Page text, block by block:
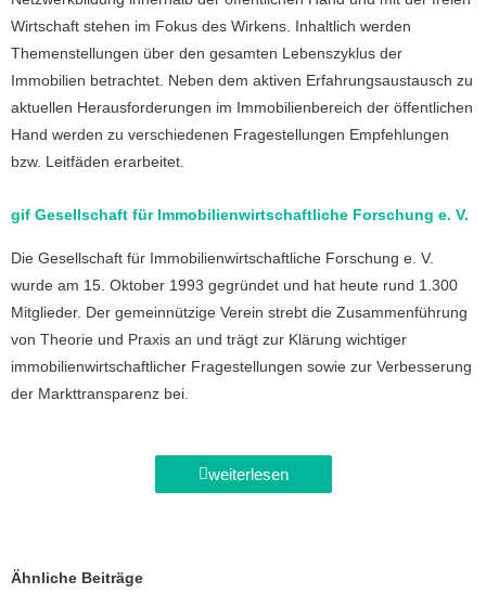
Wirtschaft stehen im Fokus des Wirkens. Inhaltlich werden
Themenstellungen über den gesamten Lebenszyklus der
Immobilien betrachtet. Neben dem aktiven Erfahrungsaustausch zu
aktuellen Herausforderungen im Immobilienbereich der öffentlichen
Hand werden zu verschiedenen Fragestellungen Empfehlungen
bzw. Leitfäden erarbeitet.
gif Gesellschaft für Immobilienwirtschaftliche Forschung e. V.
Die Gesellschaft für Immobilienwirtschaftliche Forschung e. V.
wurde am 15. Oktober 1993 gegründet und hat heute rund 1.300
Mitglieder. Der gemeinnützige Verein strebt die Zusammenführung
von Theorie und Praxis an und trägt zur Klärung wichtiger
immobilienwirtschaftlicher Fragestellungen sowie zur Verbesserung
der Markttransparenz bei.
weiterlesen
Ähnliche Beiträge